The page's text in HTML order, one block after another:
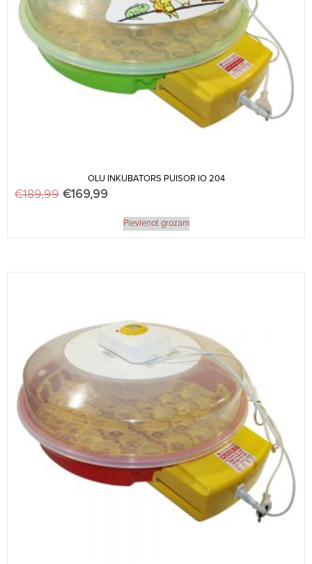
OLU INKUBATORS PUISOR IO 204
€189,99 Original price was: €189,99.
€169,99
Pievienot grozam